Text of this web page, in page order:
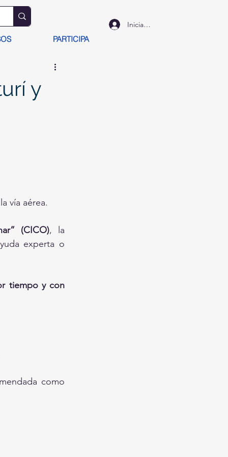
PARTICIPA
Iniciar sesión
y
vía aérea.
(CICO)
experta o
tiempo y con
como